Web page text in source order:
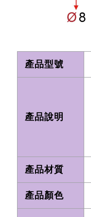
產品型號
產品說明
產品材質
產品顏色